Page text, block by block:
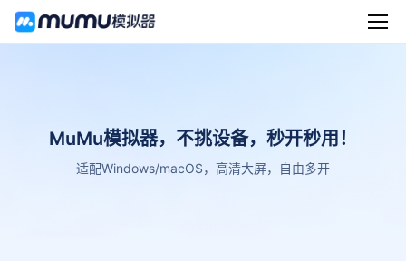
MuMu模拟器，不挑设备，秒开秒用！
适配Windows/macOS，高清大屏，自由多开